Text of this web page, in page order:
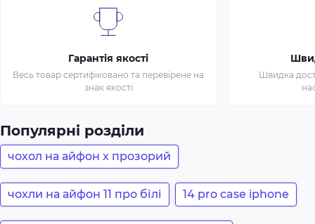
Гарантія якості
Весь товар сертифіковано та перевірене на
знак якості
Швидка
Популярні розділи
чохол на айфон x прозорий
чохли на айфон 11 про білі 14 pro case iphone